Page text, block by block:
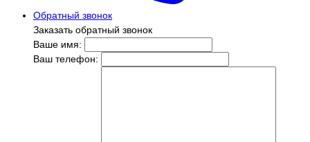
Обратный звонок
Заказать обратный звонок
Ваше имя:
Ваш телефон: